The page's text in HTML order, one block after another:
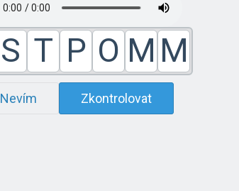
S T P O M M
Nevím Zkontrolovat